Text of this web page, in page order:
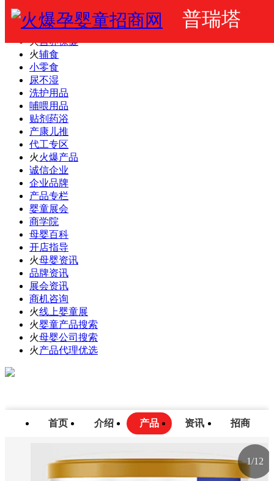
普瑞塔
火爆婴童网
婴幼儿奶粉
火营养保健
火辅食
小零食
尿不湿
洗护用品
哺喂用品
贴剂药浴
产康儿推
代工专区
火火爆产品
诚信企业
企业品牌
产品专栏
婴童展会
商学院
母婴百科
开店指导
火母婴资讯
品牌资讯
展会资讯
商机咨询
火线上婴童展
火婴童产品搜索
火母婴公司搜索
火产品代理优选
首页 介绍 产品 资讯 招商
1/12